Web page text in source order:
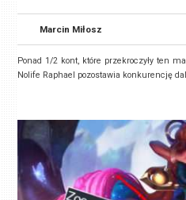
Marcin Miłosz
Ponad 1/2 kont, które przekroczyły ten
Nolife Raphael pozostawia konkurencję